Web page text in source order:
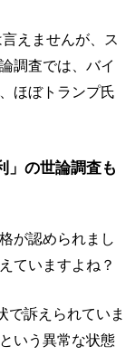
えませんが、ス
調査では、バイ
ほぼトランプ氏
」の世論調査も
が認められまし
ていますよね？
で訴えられていま
いう異常な状態